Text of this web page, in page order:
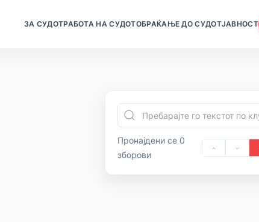
ЗА СУДОТРАБОТА НА СУДОТОБРАЌАЊЕ ДО СУДОТЈАВНОСТ
Пронајдени се 0
зборови